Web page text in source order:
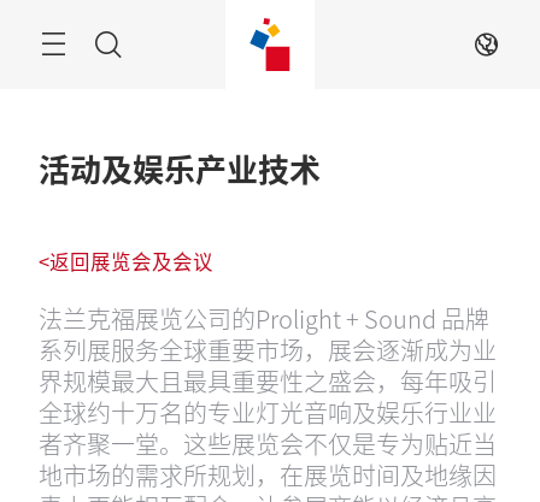
ZH
活动及娱乐产业技术
<返回展览会及会议
法兰克福展览公司的Prolight + Sound 品牌
系列展服务全球重要市场，展会逐渐成为业
界规模最大且最具重要性之盛会，每年吸引
全球约十万名的专业灯光音响及娱乐行业业
者齐聚一堂。这些展览会不仅是专为贴近当
地市场的需求所规划，在展览时间及地缘因